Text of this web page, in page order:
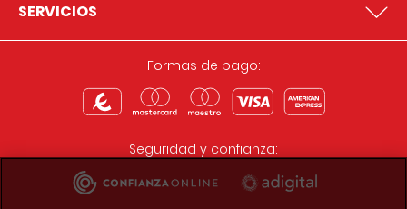
SERVICIOS
Formas de pago:
Seguridad y confianza: